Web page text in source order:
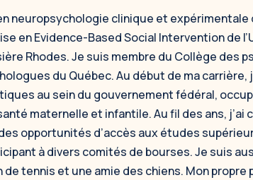
neuropsychologie clinique et expérimentale
enEvidence-Based Social Interventionde
Rhodes. Je suis membre du Collège des
du Québec. Au début de ma carrière,
au sein du gouvernement fédéral,
maternelle et infantile. Au fil des ans, j’ai
opportunités d’accès aux études
à divers comités de bourses. Je suis
tennis et une amie des chiens. Mon propre